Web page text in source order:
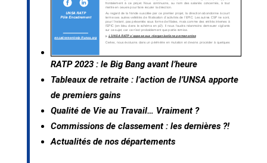
RATP 2023 : le Big Bang avant l’heure
Tableaux de retraite : l’action de l’UNSA apporte
de premiers gains
Qualité de Vie au Travail… Vraiment ?
Commissions de classement : les dernières ?!
Actualités de nos départements